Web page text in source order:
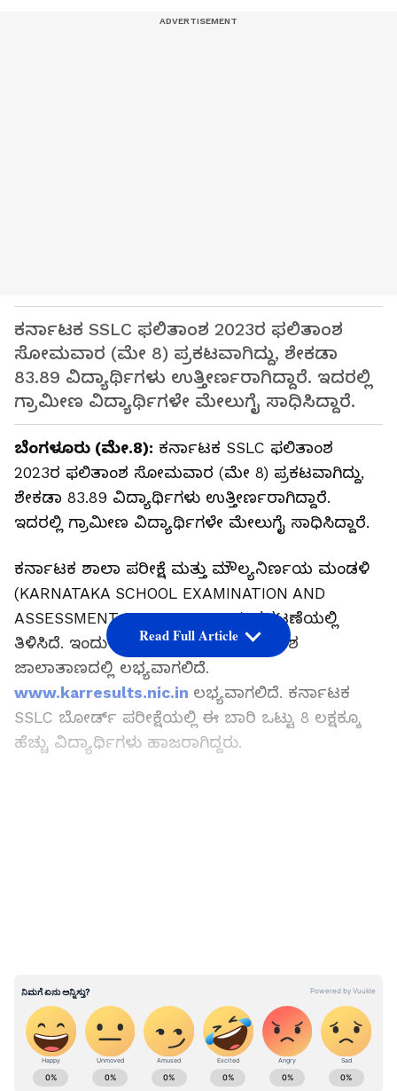
ಕರ್ನಾಟಕ SSLC ಫಲಿತಾಂಶ 2023ರ ಫಲಿತಾಂಶ
ಸೋಮವಾರ (ಮೇ 8) ಪ್ರಕಟವಾಗಿದ್ದು, ಶೇಕಡಾ
83.89 ವಿದ್ಯಾರ್ಥಿಗಳು ಉತ್ತೀರ್ಣರಾಗಿದ್ದಾರೆ. ಇದರಲ್ಲಿ
ಗ್ರಾಮೀಣ ವಿದ್ಯಾರ್ಥಿಗಳೇ ಮೇಲುಗೈ ಸಾಧಿಸಿದ್ದಾರೆ.
ಬೆಂಗಳೂರು (ಮೇ.8): ಕರ್ನಾಟಕ SSLC ಫಲಿತಾಂಶ
2023ರ ಫಲಿತಾಂಶ ಸೋಮವಾರ (ಮೇ 8) ಪ್ರಕಟವಾಗಿದ್ದು,
ಶೇಕಡಾ 83.89 ವಿದ್ಯಾರ್ಥಿಗಳು ಉತ್ತೀರ್ಣರಾಗಿದ್ದಾರೆ.
ಇದರಲ್ಲಿ ಗ್ರಾಮೀಣ ವಿದ್ಯಾರ್ಥಿಗಳೇ ಮೇಲುಗೈ ಸಾಧಿಸಿದ್ದಾರೆ.
ಕರ್ನಾಟಕ ಶಾಲಾ ಪರೀಕ್ಷೆ ಮತ್ತು ಮೌಲ್ಯನಿರ್ಣಯ ಮಂಡಳಿ
(KARNATAKA SCHOOL EXAMINATION AND
ASSESSMENT BOARD- KSEAB) ಪ್ರಕಟಣೆಯಲ್ಲಿ
ತಿಳಿಸಿದೆ. ಇಂದು 11 ಗಂಟೆಯ ನಂತರ ಫಲಿತಾಂಶ
ಜಾಲಾತಾಣದಲ್ಲಿ ಲಭ್ಯವಾಗಲಿದೆ.
www.karresults.nic.in ಲಭ್ಯವಾಗಲಿದೆ. ಕರ್ನಾಟಕ
SSLC ಬೋರ್ಡ್ ಪರೀಕ್ಷೆಯಲ್ಲಿ ಈ ಬಾರಿ ಒಟ್ಟು 8 ಲಕ್ಷಕ್ಕೂ
ಹೆಚ್ಚು ವಿದ್ಯಾರ್ಥಿಗಳು ಹಾಜರಾಗಿದ್ದರು.
ಜನ ವಿದ್ಯಾರ್ಥಿಗಳ ಹಾಜರು
7,00,619
ವಿದ್ಯಾರ್ಥಿಗಳು
ಉತ್ತಿರ್ಣರಾಗಿದ್ದಾರೆ ಎಂದು ಮಾಹಿತಿ
ನೀಡಿದರು.
Read Full Article
ABOUT THE AUTHOR